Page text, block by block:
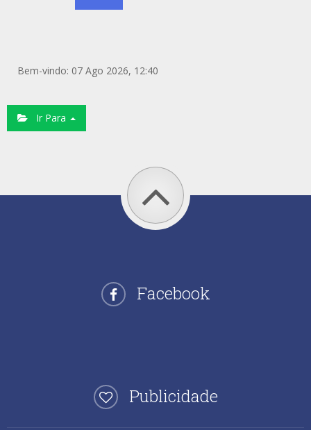
Bem-vindo: 07 Ago 2026, 12:40
Ir Para
Facebook
Publicidade